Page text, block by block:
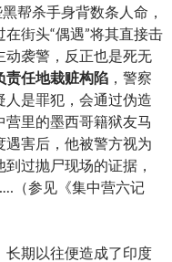
帮杀手身背数条人命，
街头“偶遇”将其直接击
动袭警，反正也是死无
责任地栽赃构陷 ，警察
是罪犯，会通过伪造
里的墨西哥籍狱友马
害后，他被警方视为
过抛尸现场的证据，
（参见《集中营六记
长期以往便造成了印度